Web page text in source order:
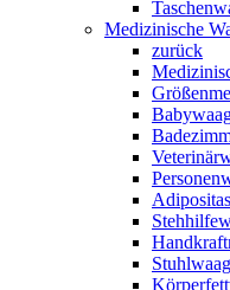
Medizinische
zurück